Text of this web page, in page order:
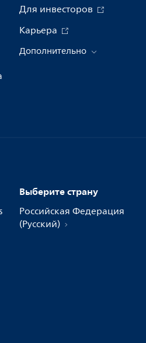
Для инвесторов
Карьера
Дополнительно
Выберите страну
Российская Федерация
(Русский)